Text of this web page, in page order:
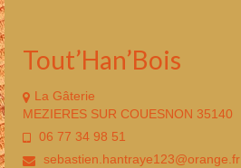
Tout’Han’Bois
La Gâterie
MEZIERES SUR COUESNON 35140
06 77 34 98 51
sebastien.hantraye123@orange.fr